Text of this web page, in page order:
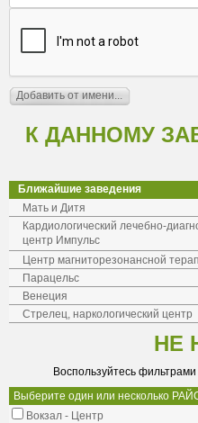
К ДАННОМУ
Ближайшие заведения
Мать и Дитя
Кардиологический лечебно-
центр Импульс
Центр магниторезонансной
Парацельс
Венеция
Стрелец, наркологический центр
НЕ
Воспользуйтесь
Выберите один или несколько
Вокзал - Центр